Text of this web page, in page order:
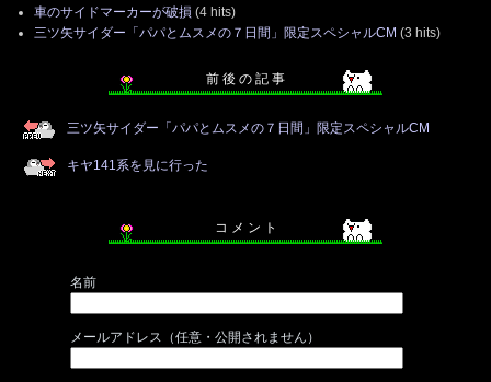
車のサイドマーカーが破損 (4 hits)
三ツ矢サイダー「パパとムスメの７日間」限定スペシャルCM (3 hits)
前 後 の 記 事
三ツ矢サイダー「パパとムスメの７日間」限定スペシャルCM
キヤ141系を見に行った
コ メ ン ト
名前
メールアドレス（任意・公開されません）